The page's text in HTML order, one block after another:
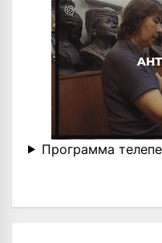
Программа